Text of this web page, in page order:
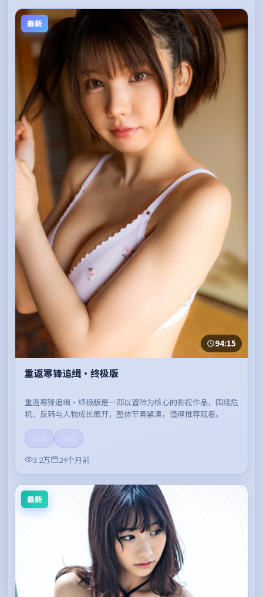
最新
94:15
重返寒锋追缉·终极版
重返寒锋追缉·终极版是一部以冒险为核心的影视作品，围绕危
机、反转与人物成长展开，整体节奏紧凑，值得推荐观看。
3.2万
24个月前
最新